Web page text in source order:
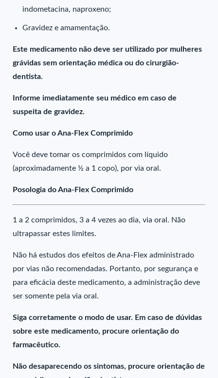
indometacina, naproxeno;
Gravidez e amamentação.
Este medicamento não deve ser utilizado por mulheres
grávidas sem orientação médica ou do cirurgião-
dentista.
Informe imediatamente seu médico em caso de
suspeita de gravidez.
Como usar o Ana-Flex Comprimido
Você deve tomar os comprimidos com líquido
(aproximadamente ½ a 1 copo), por via oral.
Posologia do Ana-Flex Comprimido
1 a 2 comprimidos, 3 a 4 vezes ao dia, via oral. Não
ultrapassar estes limites.
Não há estudos dos efeitos de Ana-Flex administrado
por vias não recomendadas. Portanto, por segurança e
para eficácia deste medicamento, a administração deve
ser somente pela via oral.
Siga corretamente o modo de usar. Em caso de dúvidas
sobre este medicamento, procure orientação do
farmacêutico.
Não desaparecendo os sintomas, procure orientação de